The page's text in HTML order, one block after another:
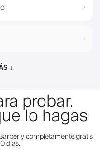
›
›
↓
probar.
lo hagas
completamente gratis
días.